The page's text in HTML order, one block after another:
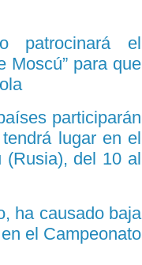
patrocinará el
Moscú” para que
participarán
lugar en el
(Rusia), del 10 al
ha causado baja
el Campeonato